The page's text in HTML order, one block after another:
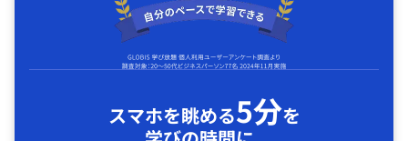
スマホを眺める5分を